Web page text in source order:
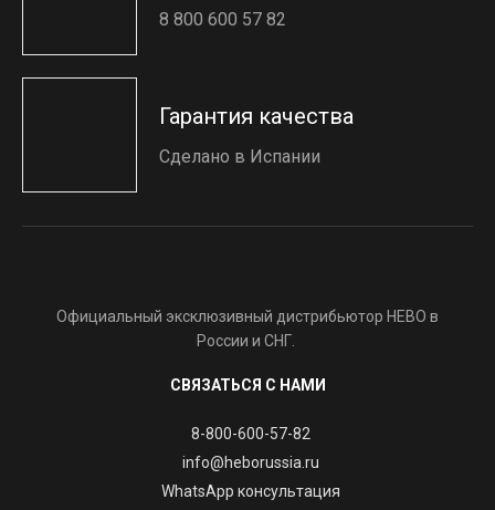
8 800 600 57 82
Гарантия качества
Сделано в Испании
Официальный эксклюзивный дистрибьютор HEBO в
России и СНГ.
СВЯЗАТЬСЯ С НАМИ
8-800-600-57-82
info@heborussia.ru
WhatsApp консультация